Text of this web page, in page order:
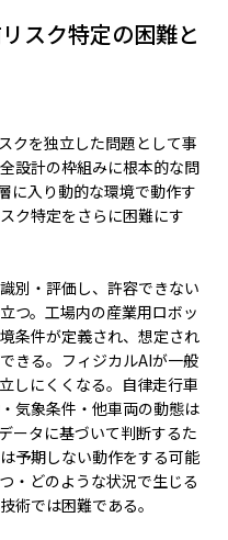
スク特定の困難と
クを独立した問題として事
設計の枠組みに根本的な問
に入り動的な環境で動作す
ク特定をさらに困難にす
別・評価し、許容できない
つ。工場内の産業用ロボッ
条件が定義され、想定され
きる。フィジカルAIが一般
しにくくなる。自律走行車
気象条件・他車両の動態は
ータに基づいて判断するた
予期しない動作をする可能
・どのような状況で生じる
術では困難である。